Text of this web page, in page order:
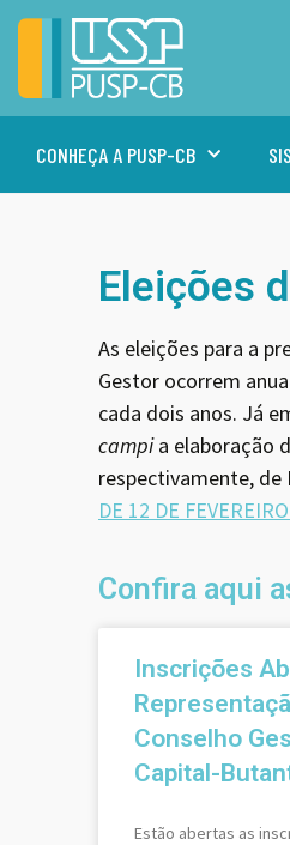
CONHEÇA A PUSP-CB
Eleições
As eleições para a
Gestor ocorrem
cada dois anos. Já
campia elaboração
respectivamente,
DE 12 DE
Confira aqui
Inscrições
Conselho
Capital-
Estão abertas as